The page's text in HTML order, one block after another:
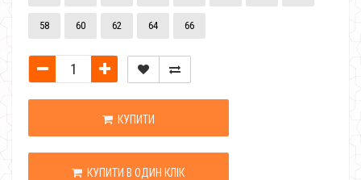
58 60 62 64 66
КУПИТИ
КУПИТИ В ОДИН КЛІК